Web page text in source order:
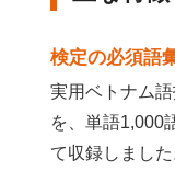
検定の必須語
実用ベトナム
を、単語1,000
て収録しました